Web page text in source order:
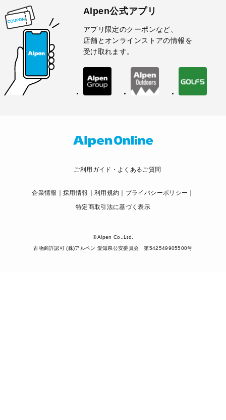
Alpen公式アプリ
アプリ限定のクーポンなど、
店舗とオンラインストアの情報を
受け取れます。
ご利用ガイド・よくあるご質問
企業情報 採用情報 利用規約
プライバシーポリシー
特定商取引法に基づく表示
© Alpen Co.,Ltd.
古物商許認可 (株)アルペン 愛知県公安委員会 第542549905500号